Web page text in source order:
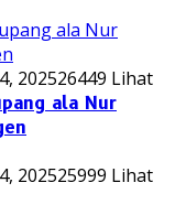
202526449 Lihat
ala Nur
202525999 Lihat